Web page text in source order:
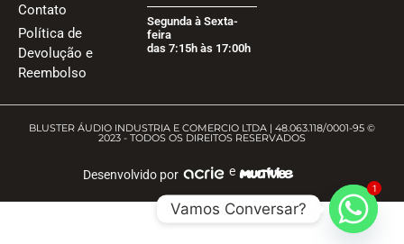
Contato
Política de
Devolução e
Reembolso
Segunda à Sexta-
feira
das 7:15h às 17:00h
Desenvolvido por e
BLUSTER ÁUDIO INDUSTRIA E COMERCIO LTDA | 48.063.118/0001-95 ©
2023 - TODOS OS DIREITOS RESERVADOS
1
Vamos Conversar?